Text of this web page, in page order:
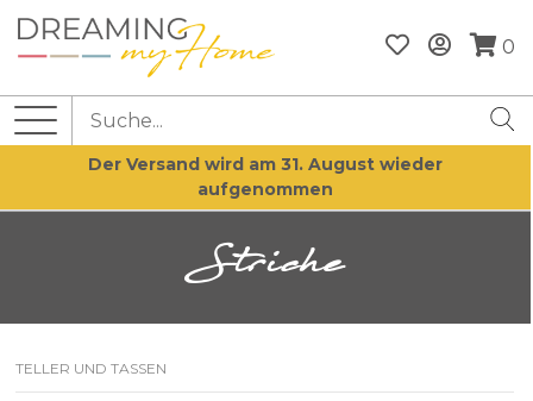
0
Der Versand wird am 31. August wieder
aufgenommen
Striche
TELLER UND TASSEN